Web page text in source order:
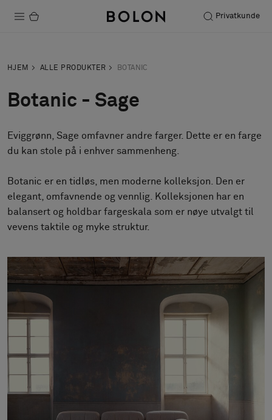
Privatkunde
Bærekraft
Installation
Samarbeid med designere
Om oss
Kontakt
Pattern Tile Tool
HJEM ALLE PRODUKTER BOTANIC
Botanic - Sage
Eviggrønn, Sage omfavner andre farger. Dette er en farge
du kan stole på i enhver sammenheng.
Botanic er en tidløs, men moderne kolleksjon. Den er
elegant, omfavnende og vennlig. Kolleksjonen har en
balansert og holdbar fargeskala som er nøye utvalgt til
vevens taktile og myke struktur.